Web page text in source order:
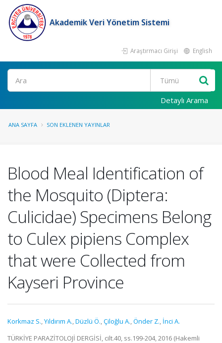
Akademik Veri Yönetim Sistemi
Araştırmacı Girişi English
Ara
Detaylı Arama
ANA SAYFA SON EKLENEN YAYINLAR
Blood Meal Identification of
the Mosquito (Diptera:
Culicidae) Specimens Belong
to Culex pipiens Complex
that were Collected from
Kayseri Province
Korkmaz S.,Yıldırım A.,Düzlü Ö.,Çiloğlu A.,Önder Z., İnci A.
TÜRKİYE PARAZİTOLOJİ DERGİSİ, cilt.40, ss.199-204, 2016 (Hakemli